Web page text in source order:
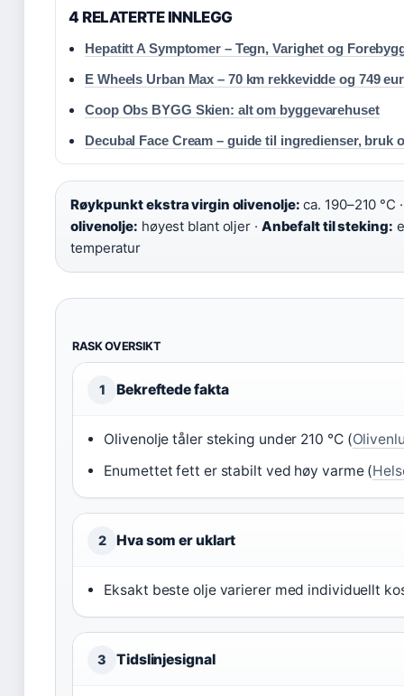
4 RELATERTE INNLEGG
Hepatitt A Symptomer – Tegn, Varighet og
E Wheels Urban Max – 70 km rekkevidde og 749
Coop Obs BYGG Skien: alt om byggevarehuset
Decubal Face Cream – guide til ingredienser, bruk
Røykpunkt ekstra virgin olivenolje: ca. 190–210 °C
olivenolje: høyest blant oljer · Anbefalt til steking:
temperatur
RASK OVERSIKT
1 Bekreftede fakta
Olivenolje tåler steking under 210 °C (
Enumettet fett er stabilt ved høy varme (
2 Hva som er uklart
Eksakt beste olje varierer med individuellt
3 Tidslinjesignal